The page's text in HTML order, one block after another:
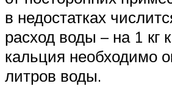
в недостатках
расход воды – на 1 кг
кальция необходимо
литров воды.